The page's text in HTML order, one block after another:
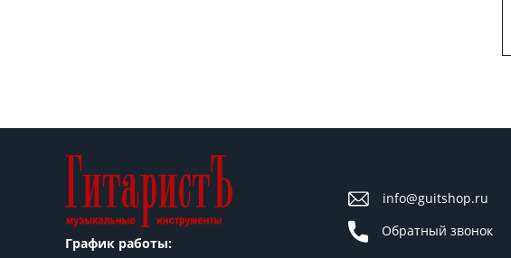
График работы:
info@guitshop.ru
Обратный звонок